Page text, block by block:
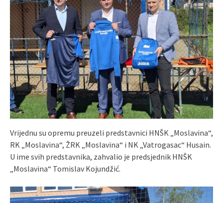
Vrijednu su opremu preuzeli predstavnici HNŠK „Moslavina“,
RK „Moslavina“, ŽRK „Moslavina“ i NK „Vatrogasac“ Husain.
U ime svih predstavnika, zahvalio je predsjednik HNŠK
„Moslavina“ Tomislav Kojundžić.